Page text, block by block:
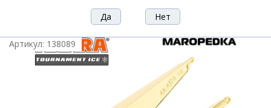
Блесна Akara Tournament Ice
Maropedka 60 8гр. Go
Артикул: 138089